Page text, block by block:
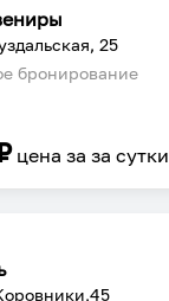
25
бронирование
цена заза сутки